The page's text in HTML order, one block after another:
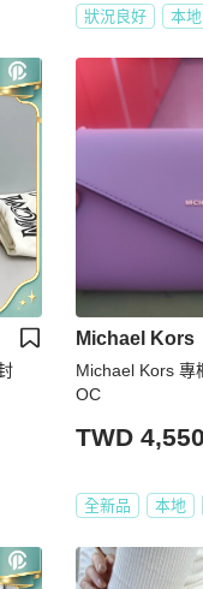
狀況良好 本地
Michael Kors
Michael Kors 專
OC
TWD 4,550
全新品 本地